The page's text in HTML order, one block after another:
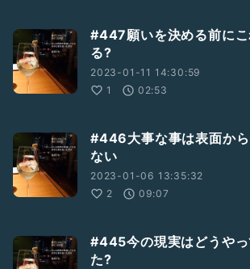
#447願いを決める前にこ
る?
2023-01-11 14:30:59
1
02:53
#446大事な事は表面から
ない
2023-01-06 13:35:32
2
09:07
#445今の現実はどうや
た?